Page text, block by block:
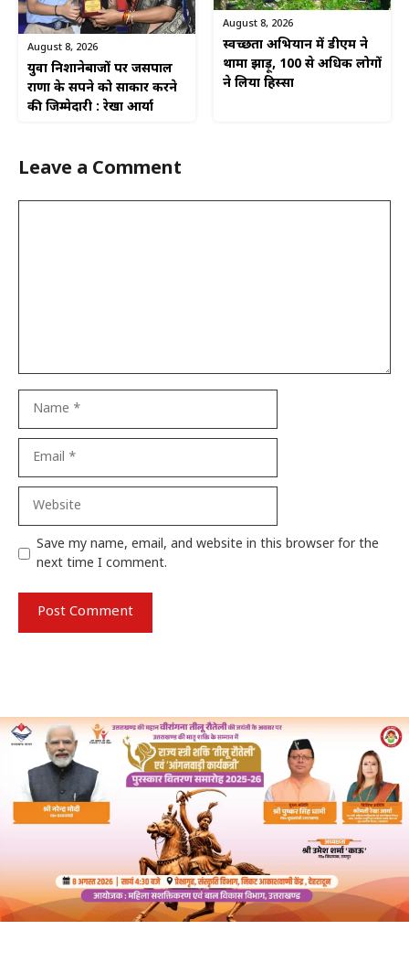
August 8, 2026
युवा निशानेबाजों पर जसपाल
राणा के सपने को साकार करने
की जिम्मेदारी : रेखा आर्या
August 8, 2026
स्वच्छता अभियान में डीएम ने
थामा झाड़ू, 100 से अधिक लोगों
ने लिया हिस्सा
Leave a Comment
Save my name, email, and website in this browser for the
next time I comment.